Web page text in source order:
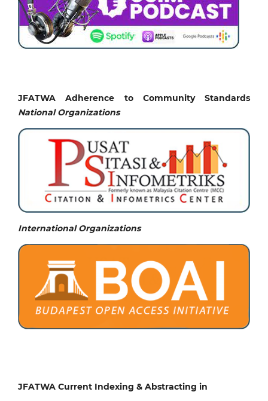
JFATWA Adherence to Community Standards
National Organizations
International Organizations
JFATWA Current Indexing & Abstracting in